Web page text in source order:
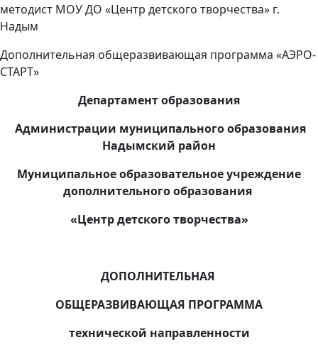
методист МОУ ДО «Центр детского творчества» г.
Надым
Дополнительная общеразвивающая программа «АЭРО-
СТАРТ»
Департамент образования
Администрации муниципального образования
Надымский район
Муниципальное образовательное учреждение
дополнительного образования
«Центр детского творчества»
ДОПОЛНИТЕЛЬНАЯ
ОБЩЕРАЗВИВАЮЩАЯ ПРОГРАММА
технической направленности